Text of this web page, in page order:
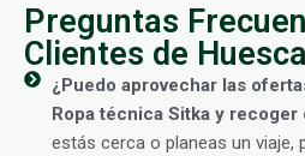
Preguntas
Clientes de Huesca
¿Puedo aprovechar las
Ropa técnica Sitka y recoger
estás cerca o planeas un viaje,